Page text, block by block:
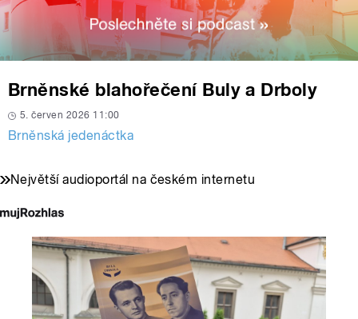
Brněnské blahořečení Buly a Drboly
5. červen 2026 11:00
Brněnská jedenáctka
Největší audioportál na českém internetu